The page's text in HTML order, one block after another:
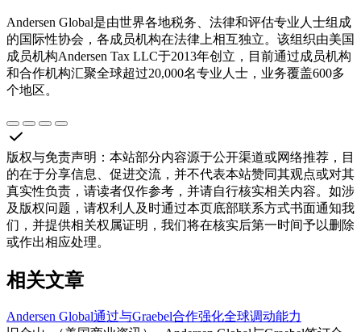
Andersen Global是由世界各地税务、法律和评估专业人士组成
的国际性协会，各成员机构在法律上相互独立。该组织由美国
成员机构Andersen Tax LLC于2013年创立，目前通过成员机构
和合作机构汇聚全球超过20,000名专业人士，业务覆盖600多
个地区。
版权与免责声明 ： 本站部分内容源于公开渠道或网络推荐，目
的在于分享信息、促进交流，并不代表本站赞同其观点或对其
真实性负责，请读者仅作参考，并请自行核实相关内容。如涉
及版权问题，请权利人及时通过本页底部联系方式书面通知我
们，并提供相关权属证明，我们将在核实后第一时间予以删除
或作出相应处理。
相关文章
Andersen Global通过与Graebel合作强化全球调动能力